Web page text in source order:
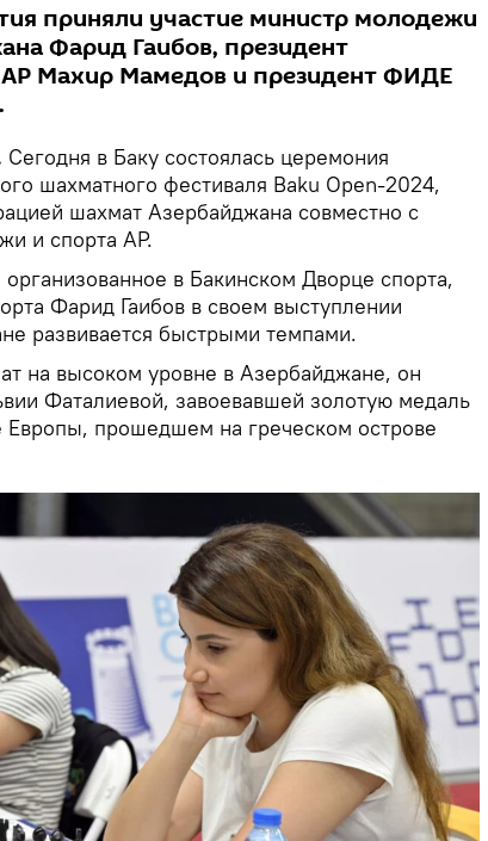
приняли участие министр молодежи
Фарид Гаибов, президент
Махир Мамедов и президент ФИДЕ
Сегодня в Баку состоялась церемония
шахматного фестиваля Baku Open-2024,
шахмат Азербайджана совместно с
и спорта АР.
в Бакинском Дворце спорта,
Фарид Гаибов в своем выступлении
развивается быстрыми темпами.
на высоком уровне в Азербайджане, он
Фаталиевой, завоевавшей золотую медаль
прошедшем на греческом острове